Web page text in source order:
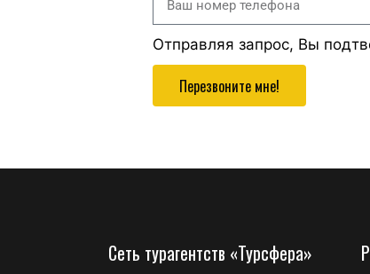
Отправляя запрос, Вы
Перезвоните мне!
Сеть турагентств «Турсфера»